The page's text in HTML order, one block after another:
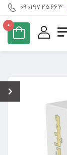
09019725663
0